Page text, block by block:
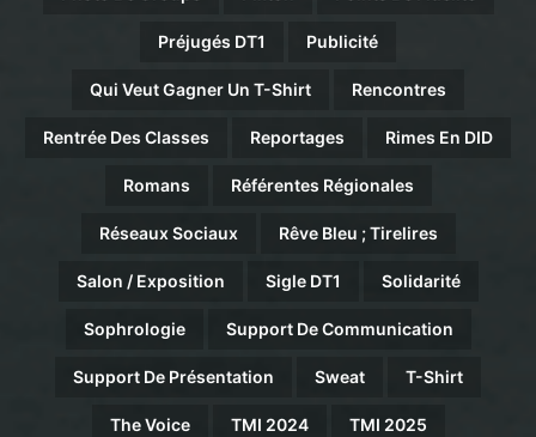
Préjugés DT1 Publicité
Qui Veut Gagner Un T-Shirt Rencontres
Rentrée Des Classes Reportages Rimes En DID
Romans Référentes Régionales
Réseaux Sociaux Rêve Bleu ; Tirelires
Salon / Exposition Sigle DT1 Solidarité
Sophrologie Support De Communication
Support De Présentation Sweat T-Shirt
The Voice TMI 2024 TMI 2025